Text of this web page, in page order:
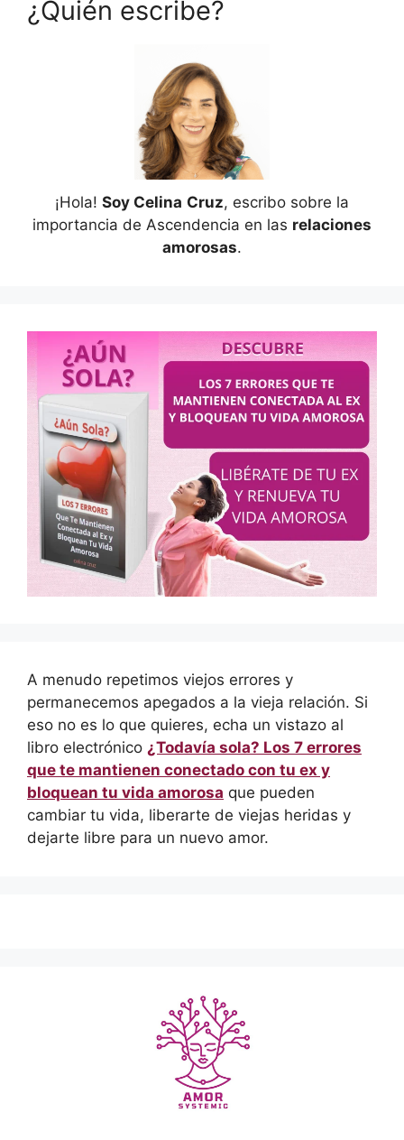
¿Quién escribe?
¡Hola! Soy Celina Cruz, escribo sobre la
importancia de Ascendencia en las relaciones
amorosas.
A menudo repetimos viejos errores y
permanecemos apegados a la vieja relación. Si
eso no es lo que quieres, echa un vistazo al
libro electrónico ¿Todavía sola? Los 7 errores
que te mantienen conectado con tu ex y
bloquean tu vida amorosa que pueden
cambiar tu vida, liberarte de viejas heridas y
dejarte libre para un nuevo amor.